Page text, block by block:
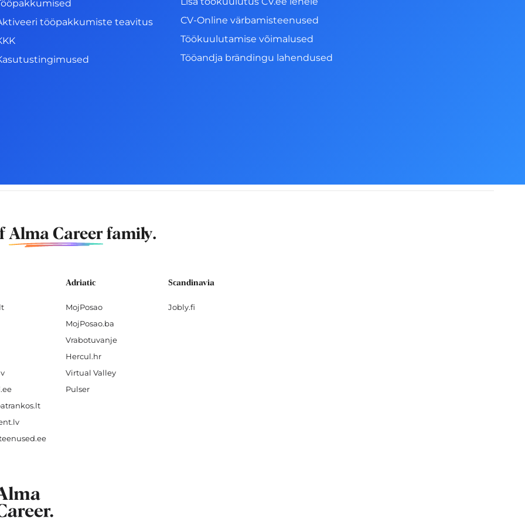
tööpakkumiste teavitus
CV-Online värbamisteenused
Töökuulutamise võimalused
Tööandja brändingu lahendused
Alma Careerfamily.
Adriatic
MojPosao
MojPosao.ba
Vrabotuvanje
Hercul.hr
Virtual Valley
Pulser
Scandinavia
Jobly.fi